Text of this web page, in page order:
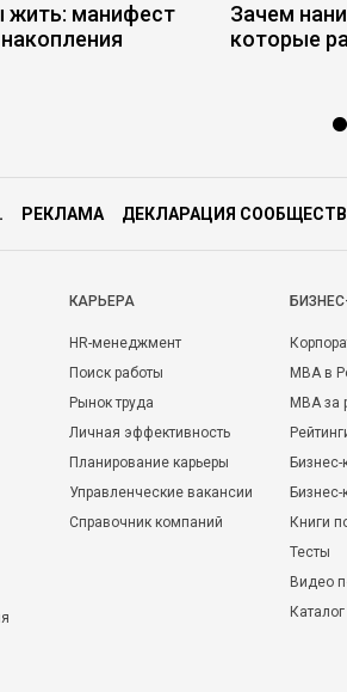
жить: манифест
Зачем
которые
РЕКЛАМА ДЕКЛАРАЦИЯ
КАРЬЕРА
HR-менеджмент
Поиск работы
Рынок труда
Личная эффективность
Планирование карьеры
Управленческие вакансии
Справочник компаний
MBA в
MBA
Бизнес-
Книги
Тесты
Видео